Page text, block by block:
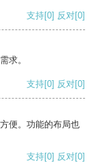
支持[0] 反对[0]
求。
支持[0] 反对[0]
便。功能的布局也
支持[0] 反对[0]